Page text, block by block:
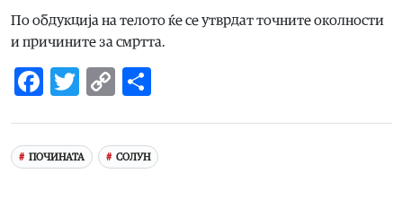
По обдукција на телото ќе се утврдат точните околности
и причините за смртта.
Facebook
Twitter
Copy
ПОЧИНАТА СОЛУН